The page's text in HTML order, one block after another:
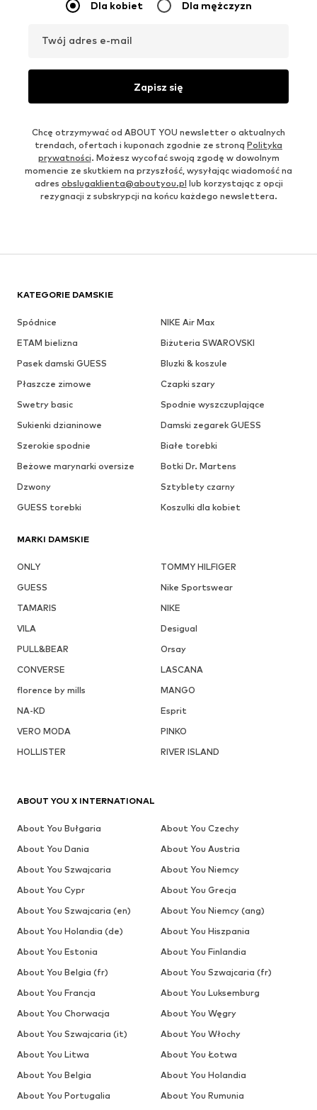
Dla kobiet Dla mężczyzn
Twój adres e-mail
Zapisz się
Chcę otrzymywać od ABOUT YOU newsletter o aktualnych
trendach, ofertach i kuponach zgodnie ze stroną Polityka
prywatności. Możesz wycofać swoją zgodę w dowolnym
momencie ze skutkiem na przyszłość, wysyłając wiadomość na
adres obslugaklienta@aboutyou.pl lub korzystając z opcji
rezygnacji z subskrypcji na końcu każdego newslettera.
KATEGORIE DAMSKIE
Spódnice
NIKE Air Max
ETAM bielizna
Biżuteria SWAROVSKI
Pasek damski GUESS
Bluzki & koszule
Płaszcze zimowe
Czapki szary
Swetry basic
Spodnie wyszczuplające
Sukienki dzianinowe
Damski zegarek GUESS
Szerokie spodnie
Białe torebki
Beżowe marynarki oversize
Botki Dr. Martens
Dzwony
Sztyblety czarny
GUESS torebki
Koszulki dla kobiet
MARKI DAMSKIE
ONLY
TOMMY HILFIGER
GUESS
Nike Sportswear
TAMARIS
NIKE
VILA
Desigual
PULL&BEAR
Orsay
CONVERSE
LASCANA
florence by mills
MANGO
NA-KD
Esprit
VERO MODA
PINKO
HOLLISTER
RIVER ISLAND
ABOUT YOU X INTERNATIONAL
About You Bułgaria
About You Czechy
About You Dania
About You Austria
About You Szwajcaria
About You Niemcy
About You Cypr
About You Grecja
About You Szwajcaria (en)
About You Niemcy (ang)
About You Holandia (de)
About You Hiszpania
About You Estonia
About You Finlandia
About You Belgia (fr)
About You Szwajcaria (fr)
About You Francja
About You Luksemburg
About You Chorwacja
About You Węgry
About You Szwajcaria (it)
About You Włochy
About You Litwa
About You Łotwa
About You Belgia
About You Holandia
About You Portugalia
About You Rumunia